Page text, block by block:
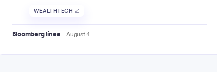
WEALTHTECH 📈
Bloomberg línea | August4